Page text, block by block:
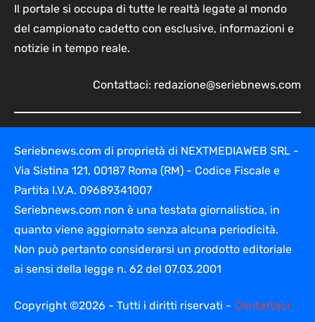
Il portale si occupa di tutte le realtà legate al mondo
del campionato cadetto con esclusive, informazioni e
notizie in tempo reale.
Contattaci: redazione@seriebnews.com
Seriebnews.com di proprietà di NEXTMEDIAWEB SRL -
Via Sistina 121, 00187 Roma (RM) - Codice Fiscale e
Partita I.V.A. 09689341007
Seriebnews.com non è una testata giornalistica, in
quanto viene aggiornato senza alcuna periodicità.
Non può pertanto considerarsi un prodotto editoriale
ai sensi della legge n. 62 del 07.03.2001
Copyright ©2026 - Tutti i diritti riservati - Contattaci